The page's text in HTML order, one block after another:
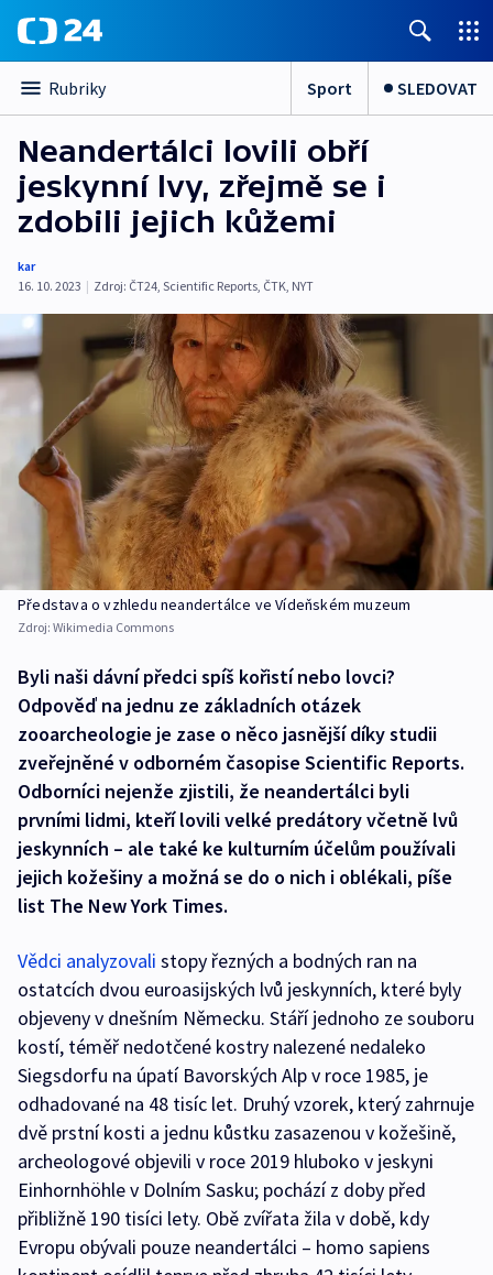
Rubriky Sport SLEDOVAT
Neandertálci lovili obří
jeskynní lvy, zřejmě se i
zdobili jejich kůžemi
kar
16. 10. 2023 | Zdroj: ČT24, Scientific Reports, ČTK, NYT
Představa o vzhledu neandertálce ve Vídeňském muzeum
Zdroj: Wikimedia Commons
Byli naši dávní předci spíš kořistí nebo lovci?
Odpověď na jednu ze základních otázek
zooarcheologie je zase o něco jasnější díky studii
zveřejněné v odborném časopise Scientific Reports.
Odborníci nejenže zjistili, že neandertálci byli
prvními lidmi, kteří lovili velké predátory včetně lvů
jeskynních – ale také ke kulturním účelům používali
jejich kožešiny a možná se do o nich i oblékali, píše
list The New York Times.
Vědci analyzovali stopy řezných a bodných ran na
ostatcích dvou euroasijských lvů jeskynních, které byly
objeveny v dnešním Německu. Stáří jednoho ze souboru
kostí, téměř nedotčené kostry nalezené nedaleko
Siegsdorfu na úpatí Bavorských Alp v roce 1985, je
odhadované na 48 tisíc let. Druhý vzorek, který zahrnuje
dvě prstní kosti a jednu kůstku zasazenou v kožešině,
archeologové objevili v roce 2019 hluboko v jeskyni
Einhornhöhle v Dolním Sasku; pochází z doby před
přibližně 190 tisíci lety. Obě zvířata žila v době, kdy
Evropu obývali pouze neandertálci – homo sapiens